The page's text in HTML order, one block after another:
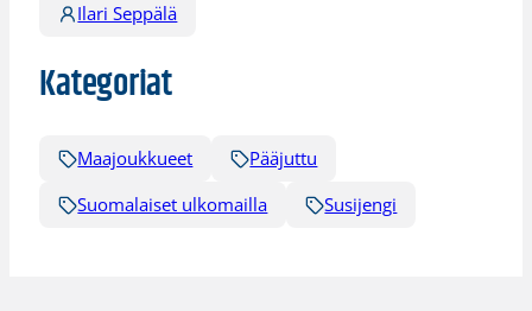
Ilari Seppälä
Kategoriat
Maajoukkueet
Pääjuttu
Suomalaiset ulkomailla
Susijengi